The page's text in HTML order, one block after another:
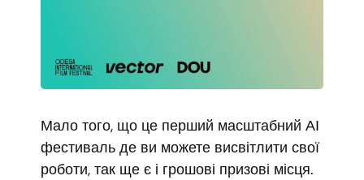
Мало того, що це перший масштабний АІ
фестиваль де ви можете висвітлити свої
роботи, так ще є і грошові призові місця.